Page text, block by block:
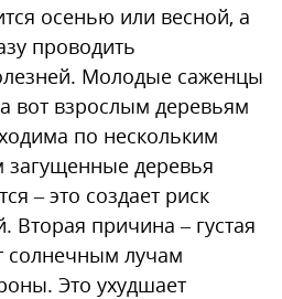
осенью или весной, а
проводить
Молодые саженцы
вот взрослым деревьям
по нескольким
деревья
– это создает риск
Вторая причина – густая
солнечным лучам
Это ухудшает